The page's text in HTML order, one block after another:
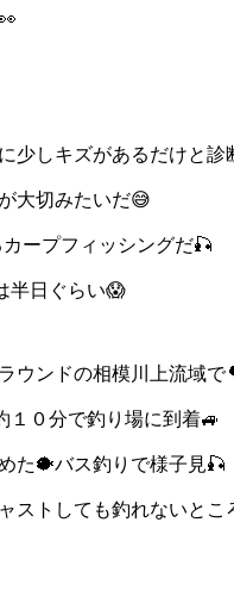
少しキズがあるだけと
大切みたいだ😅
ープフィッシングだ🎣
半日ぐらい😱
ウンドの相模川上流域
１０分で釣り場に到着🚙
た🐡バス釣りで様子見🎣
ストしても釣れないと